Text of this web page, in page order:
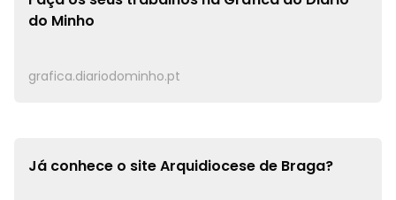
do Minho
grafica.diariodominho.pt
Já conhece o siteArquidiocese de Braga?